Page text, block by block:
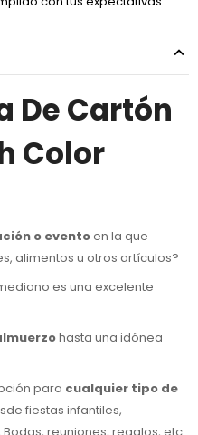
De Cartón
Color
o eventoen la que
alimentos u otros artículos?
es una excelente
hasta una idónea
para cualquier tipo de
fiestas infantiles,